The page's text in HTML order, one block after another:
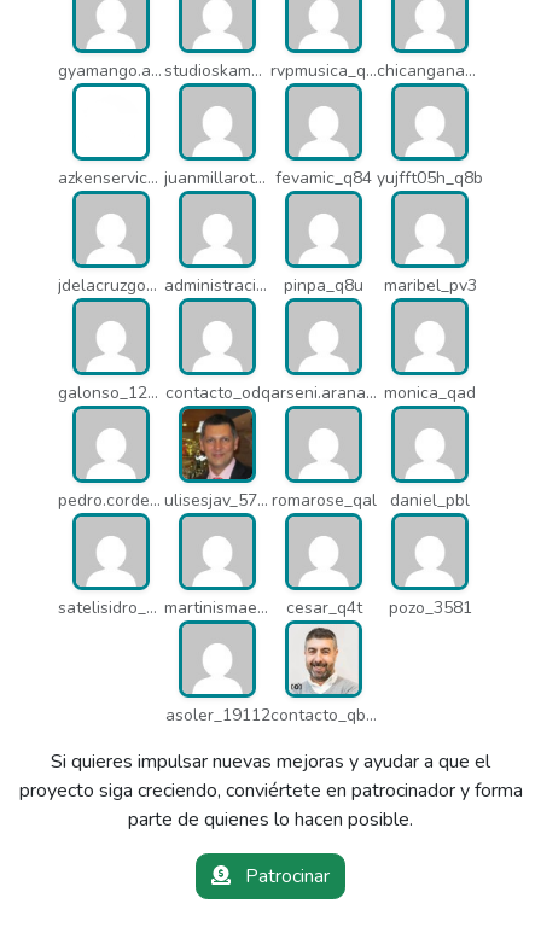
gyamango.admin_q7d studioskamaleon_owz rvpmusica_q7i chicangana01x_q7o
azkenservices_mdx juanmillarot_17714 fevamic_q84 yujfft05h_q8b
jdelacruzgonzalez2015_q8e administracion_pua pinpa_q8u maribel_pv3
galonso_12031 contacto_odq arseni.arana_16484 monica_qad
pedro.corderonunez_qab ulisesjav_5758 romarose_qal daniel_pbl
satelisidro_pt5 martinismaelima_qbd cesar_q4t pozo_3581
asoler_19112 contacto_qbw
Si quieres impulsar nuevas mejoras y ayudar a que el
proyecto siga creciendo, conviértete en patrocinador y forma
parte de quienes lo hacen posible.
Patrocinar